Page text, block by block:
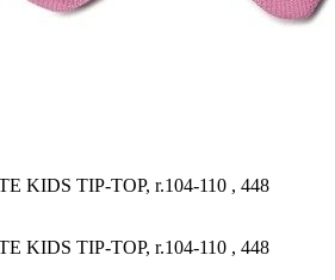
KIDS TIP-TOP, r.104-110 , 448
KIDS TIP-TOP, r.104-110 , 448